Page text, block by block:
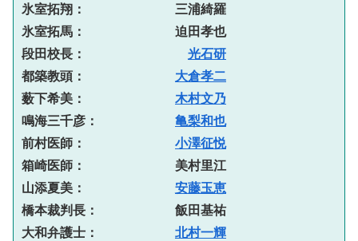
氷室拓翔：　　　　　　　三浦綺羅
氷室拓馬：　　　　　　　迫田孝也
段田校長： 光石研
都築教頭： 大倉孝二
薮下希美： 木村文乃
鳴海三千彦： 亀梨和也
前村医師： 小澤征悦
箱崎医師：　　　　　　　美村里江
山添夏美： 安藤玉恵
橋本裁判長：　　　　　　飯田基祐
大和弁護士： 北村一輝